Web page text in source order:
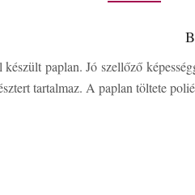
paplan. Jó szellőző
tartalmaz. A paplan töltete